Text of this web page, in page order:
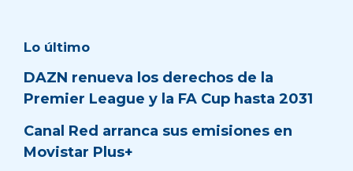
Lo último
DAZN renueva los derechos de la
Premier League y la FA Cup hasta 2031
Canal Red arranca sus emisiones en
Movistar Plus+